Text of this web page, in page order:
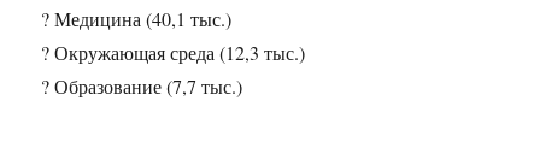
? Медицина (40,1 тыс.)
? Окружающая среда (12,3 тыс.)
? Образование (7,7 тыс.)